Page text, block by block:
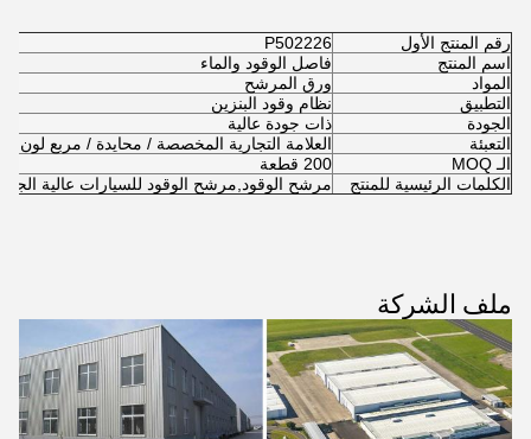
رقم المنتج الأول
P502226
اسم المنتج
فاصل الوقود والماء
المواد
ورق المرشح
التطبيق
نظام وقود البنزين
الجودة
ذات جودة عالية
التعبئة
العلامة التجارية المخصصة / محايدة / مربع
الـ MOQ
200 قطعة
الكلمات الرئيسية للمنتج
مرشح الوقود,مرشح الوقود للسيارات عالية
ملف الشركة